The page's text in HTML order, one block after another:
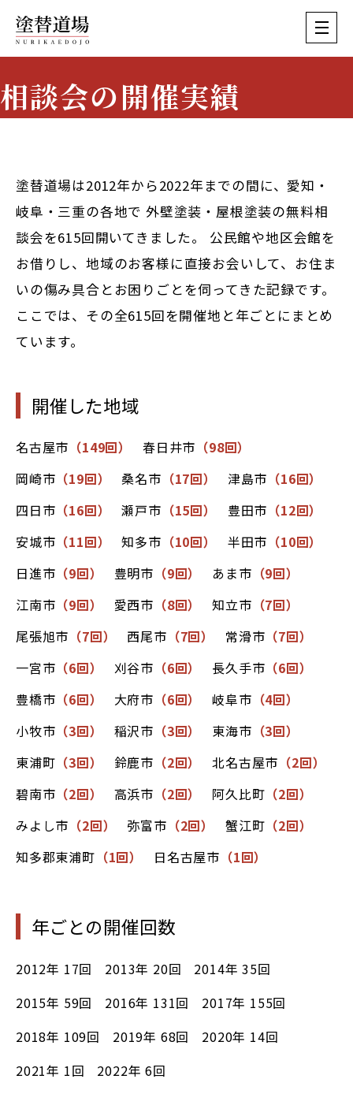
相談会の開催実績
塗替道場は2012年から2022年までの間に、愛知・
岐阜・三重の各地で外壁塗装・屋根塗装の無料相
談会を615回開いてきました。 公民館や地区会館を
お借りし、地域のお客様に直接お会いして、お住ま
いの傷み具合とお困りごとを伺ってきた記録です。
ここでは、その全615回を開催地と年ごとにまとめ
ています。
開催した地域
名古屋市 （149回） 春日井市 （98回）
岡崎市 （19回） 桑名市 （17回） 津島市 （16回）
四日市 （16回） 瀬戸市 （15回） 豊田市 （12回）
安城市 （11回） 知多市 （10回） 半田市 （10回）
日進市 （9回） 豊明市 （9回） あま市 （9回）
江南市 （9回） 愛西市 （8回） 知立市 （7回）
尾張旭市 （7回） 西尾市 （7回） 常滑市 （7回）
一宮市 （6回） 刈谷市 （6回） 長久手市 （6回）
豊橋市 （6回） 大府市 （6回） 岐阜市 （4回）
小牧市 （3回） 稲沢市 （3回） 東海市 （3回）
東浦町 （3回） 鈴鹿市 （2回） 北名古屋市 （2回）
碧南市 （2回） 高浜市 （2回） 阿久比町 （2回）
みよし市 （2回） 弥富市 （2回） 蟹江町 （2回）
知多郡東浦町 （1回） 日名古屋市 （1回）
年ごとの開催回数
2012年 17回 2013年 20回 2014年35回
2015年 59回 2016年 131回 2017年 155回
2018年 109回 2019年 68回 2020年 14回
2021年 1回 2022年6回